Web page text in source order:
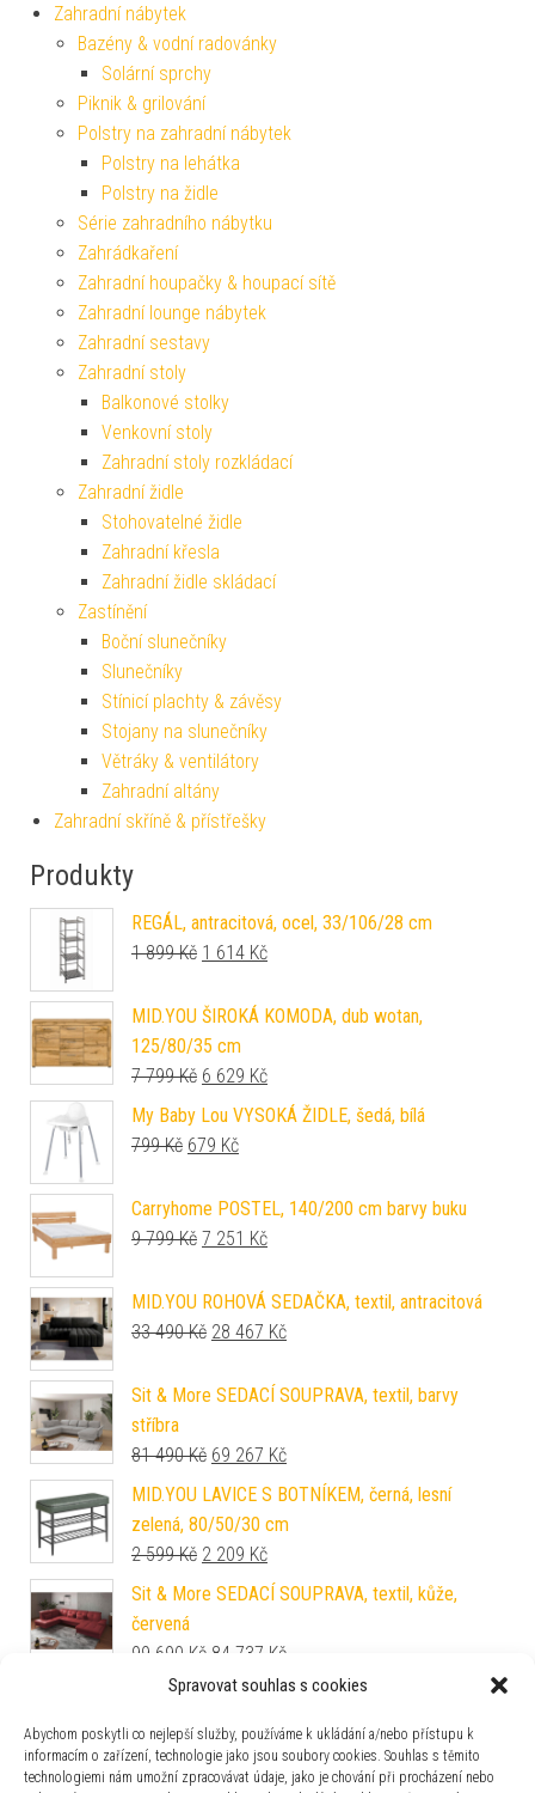
Spravovat souhlas s cookies
Abychom poskytli co nejlepší služby, používáme k ukládání a/nebo přístupu k
informacím o zařízení, technologie jako jsou soubory cookies. Souhlas s těmito
technologiemi nám umožní zpracovávat údaje, jako je chování při procházení nebo
Zahradní nábytek
Bazény & vodní radovánky
Solární sprchy
Piknik & grilování
Polstry na zahradní nábytek
Polstry na lehátka
Polstry na židle
Série zahradního nábytku
Zahrádkaření
Zahradní houpačky & houpací sítě
Zahradní lounge nábytek
Zahradní sestavy
Zahradní stoly
Balkonové stolky
Venkovní stoly
Zahradní stoly rozkládací
Zahradní židle
Stohovatelné židle
Zahradní křesla
Zahradní židle skládací
Zastínění
Boční slunečníky
Slunečníky
Stínicí plachty & závěsy
Stojany na slunečníky
Větráky & ventilátory
Zahradní altány
Zahradní skříně & přístřešky
Produkty
REGÁL, antracitová, ocel, 33/106/28 cm
1 899Kč Původní cena byla: 1 899 Kč.
1 614 KčAktuální cena je: 1 614 Kč.
MID.YOU ŠIROKÁ KOMODA, dub wotan,
125/80/35 cm
7 799Kč Původní cena byla: 7 799 Kč.
6 629 KčAktuální cena je: 6 629 Kč.
My Baby Lou VYSOKÁ ŽIDLE, šedá, bílá
799Kč Původní cena byla: 799 Kč.
679 KčAktuální cena je: 679 Kč.
Carryhome POSTEL, 140/200 cm barvy buku
9 799Kč Původní cena byla: 9 799 Kč.
7 251 KčAktuální cena je: 7 251 Kč.
MID.YOU ROHOVÁ SEDAČKA, textil, antracitová
33 490Kč Původní cena byla: 33 490 Kč.
28 467 KčAktuální cena je: 28 467 Kč.
Sit & More SEDACÍ SOUPRAVA, textil, barvy
stříbra
81 490Kč Původní cena byla: 81 490 Kč.
69 267 KčAktuální cena je: 69 267 Kč.
MID.YOU LAVICE S BOTNÍKEM, černá, lesní
zelená, 80/50/30 cm
2 599Kč Původní cena byla: 2 599 Kč.
2 209 KčAktuální cena je: 2 209 Kč.
Sit & More SEDACÍ SOUPRAVA, textil, kůže,
červená
99 690 Kč Původní cena byla: 99 690 Kč.
84 737 KčAktuální cena je: 84 737 Kč.
Carryhome KOMODA, barvy grafitu, 45/115/40
3 999Kč Původní cena byla: 3 999 Kč.
2 959 KčAktuální cena je: 2 959 Kč.